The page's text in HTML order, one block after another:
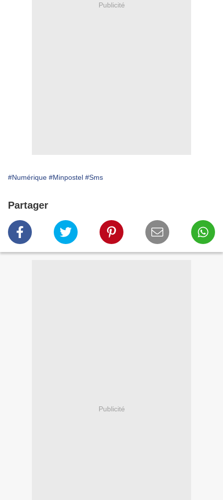
Publicité
#Numérique #Minpostel #Sms
Partager
Publicité